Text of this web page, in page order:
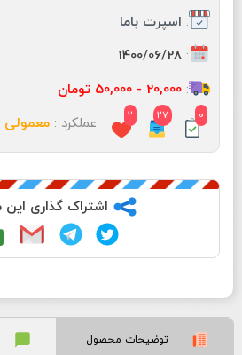
: اسپرت باما
:
1400/06/28
: 20,000 - 50,000 تومان
0
27
2 عملکرد : معمولی
اشتراک گذاری
توضیحات محصول